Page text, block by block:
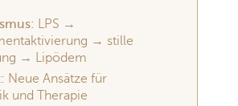
LPS →
→ stille
→ Lipödem
Neue Ansätze für
und Therapie